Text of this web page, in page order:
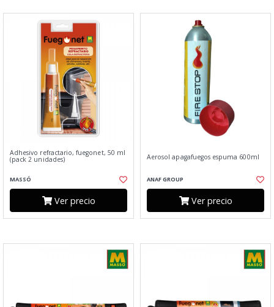
Adhesivo refractario, fuegonet, 50 ml
(pack 2 unidades)
MASSÓ
Ver precio
Aerosol apagafuegos espuma 600ml
ANAF GROUP
Ver precio